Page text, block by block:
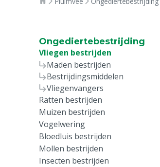
Ongediertebestrijding
Vliegen bestrijden
Maden bestrijden
Bestrijdingsmiddelen
Vliegenvangers
Ratten bestrijden
Muizen bestrijden
Vogelwering
Bloedluis bestrijden
Mollen bestrijden
Insecten bestrijden